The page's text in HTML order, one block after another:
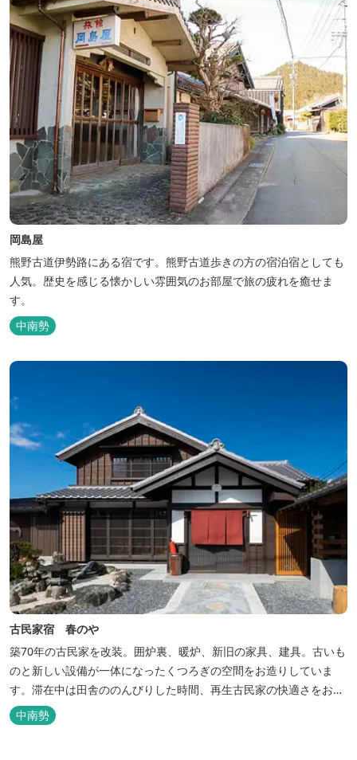
岡島屋
熊野古道伊勢路にある宿です。熊野古道歩きの方の宿泊宿としても
人気。歴史を感じる懐かしい雰囲気のお部屋で旅の疲れを癒せま
す。
中南勢
古民家宿 春のや
築70年の古民家を改装。囲炉裏、暖炉、新旧の家具、建具。古いも
のと新しい設備が一体になったくつろぎの空間をお造りしていま
す。滞在中は田舎ののんびりした時間、再生古民家の快適さをお楽
しみください。 【時間】 《 チェックイン 》 15：00～20：00の間
にお願いいたします。 《 チェックアウト 》 10：00まで 【御利用
中南勢